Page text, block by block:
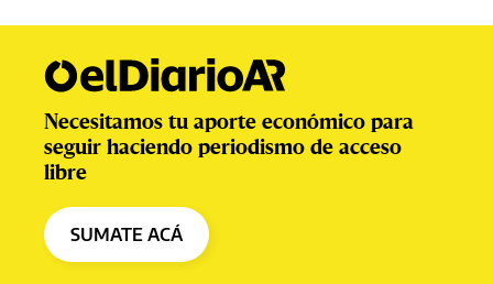
Necesitamos tu aporte económico para
seguir haciendo periodismo de acceso
libre
SUMATE ACÁ